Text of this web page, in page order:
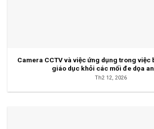
Camera CCTV và việc ứng dụng trong việc
giáo dục khỏi các mối đe dọa
Th2 12, 2026